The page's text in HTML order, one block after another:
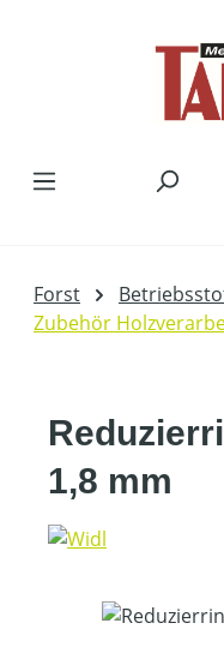
Forst
Zubehör
1,8 mm
Bildergalerie